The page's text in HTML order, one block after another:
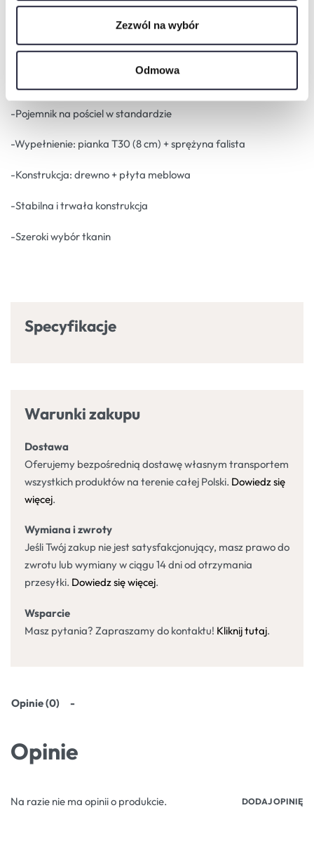
Zezwól na wybór
Odmowa
mebel zaprojektowany z myślą o codziennym komforcie i
długotrwałym użytkowaniu.
Specyfikacja techniczna:
-Pojemnik na pościel w standardzie
-Wypełnienie: pianka T30 (8 cm) + sprężyna falista
-Konstrukcja: drewno + płyta meblowa
-Stabilna i trwała konstrukcja
-Szeroki wybór tkanin
Specyfikacje
Warunki zakupu
Dostawa
Oferujemy bezpośrednią dostawę własnym transportem
wszystkich produktów na terenie całej Polski. Dowiedz się
więcej.
Wymiana i zwroty
Jeśli Twój zakup nie jest satysfakcjonujący, masz prawo do
zwrotu lub wymiany w ciągu 14 dni od otrzymania
przesyłki. Dowiedz się więcej.
Wsparcie
Masz pytania? Zapraszamy do kontaktu! Kliknij tutaj.
Opinie (0)
Opinie
Na razie nie ma opinii o produkcie. DODAJ OPINIĘ